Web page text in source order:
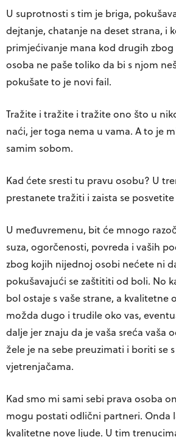
U suprotnosti s tim je briga,
dejtanje, chatanje na deset strana, i
primjećivanje mana kod drugih
osoba ne paše toliko da bi s njom
pokušate to je novi fail.
Tražite i tražite i tražite ono što u
naći, jer toga nema u vama. A to je
samim sobom.
Kad ćete sresti tu pravu osobu? U
prestanete tražiti i zaista se posvetite
U međuvremenu, bit će mnogo
suza, ogorčenosti, povreda i vaših
zbog kojih nijednoj osobi nećete ni
pokušavajući se zaštititi od boli. No
bol ostaje s vaše strane, a kvalitetne
možda dugo i trudile oko vas,
dalje jer znaju da je vaša sreća vaša
žele je na sebe preuzimati i boriti se
vjetrenjačama.
Kad smo mi sami sebi prava osoba
mogu postati odlični partneri. Onda
kvalitetne nove ljude. U tim